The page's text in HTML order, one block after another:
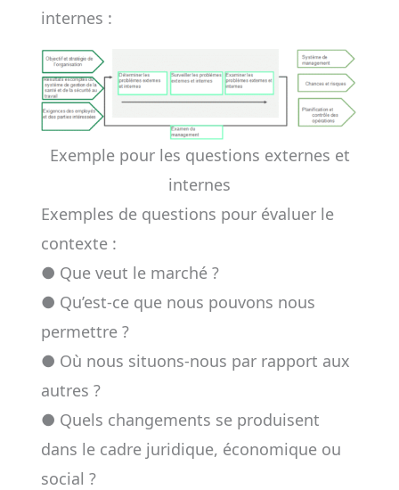
internes :
Exemple pour les questions externes et
internes
Exemples de questions pour évaluer le
contexte :
● Que veut le marché ?
● Qu’est-ce que nous pouvons nous
permettre ?
● Où nous situons-nous par rapport aux
autres ?
● Quels changements se produisent
dans le cadre juridique, économique ou
social ?